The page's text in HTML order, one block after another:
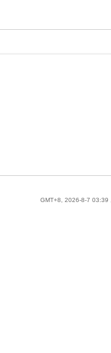
GMT+8, 2026-8-7 03:39